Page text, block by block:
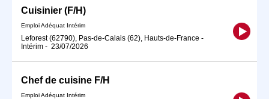
Cuisinier (F/H)
Emploi Adéquat Intérim
Leforest (62790), Pas-de-Calais (62), Hauts-de-France -
Intérim - 23/07/2026
Chef de cuisine F/H
Emploi Adéquat Intérim